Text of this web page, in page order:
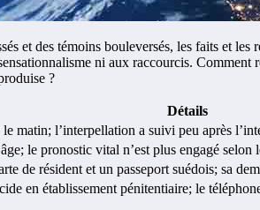
et des témoins bouleversés, les faits et
ni aux raccourcis.
?
Détails
matin; l’interpellation a suivi peu après
le pronostic vital n’est plus engagé
de résident et un passeport suédois; sa
en établissement pénitentiaire; le